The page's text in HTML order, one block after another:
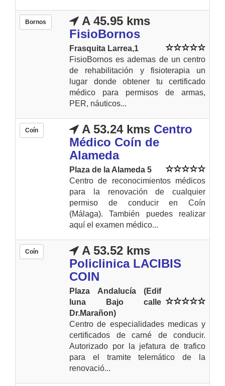
Bornos
A 45.95 kms
FisioBornos
Frasquita Larrea,1
FisioBornos es ademas de un centro
de rehabilitación y fisioterapia un
lugar donde obtener tu certificado
médico para permisos de armas,
PER, náuticos...
Coín A 53.24 kms Centro
Médico Coín de
Alameda
Plaza de la Alameda 5
Centro de reconocimientos médicos
para la renovación de cualquier
permiso de conducir en Coín
(Málaga). También puedes realizar
aquí el examen médico...
Coín
A 53.52 kms
Policlinica LACIBIS
COIN
Plaza Andalucía (Edif
luna Bajo calle
Dr.Marañon)
Centro de especialidades medicas y
certificados de carné de conducir.
Autorizado por la jefatura de trafico
para el tramite telemático de la
renovació...